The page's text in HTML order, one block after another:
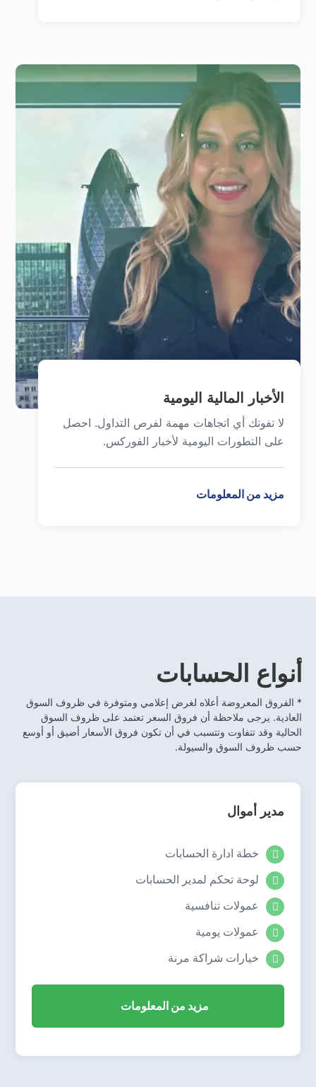
الأخبار المالية اليومية
لا تفوتك أي اتجاهات مهمة لفرص التداول. احصل
على التطورات اليومية لأخبار الفوركس.
مزيد من المعلومات
أنواع الحسابات
* الفروق المعروضة أعلاه لغرض إعلامي ومتوفرة في ظروف السوق
العادية. يرجى ملاحظة أن فروق السعر تعتمد على ظروف السوق
الحالية وقد تتفاوت وتتسبب في أن تكون فروق الأسعار أضيق أو أوسع
حسب ظروف السوق والسيولة.
مدير أموال
 خطة ادارة الحسابات
 لوحة تحكم لمدير الحسابات
 عمولات تنافسية
 عمولات يومية
 خيارات شراكة مرنة
مزيد من المعلومات